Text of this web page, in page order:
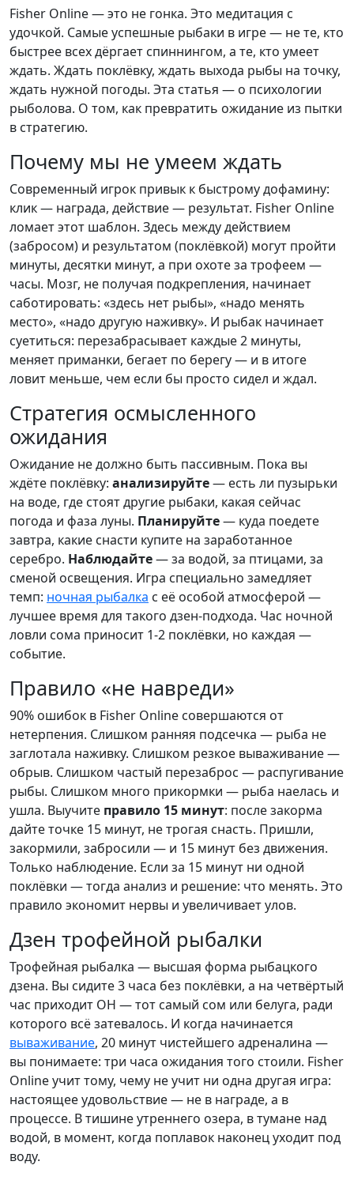
Fisher Online — это не гонка. Это медитация с
удочкой. Самые успешные рыбаки в игре — не те, кто
быстрее всех дёргает спиннингом, а те, кто умеет
ждать. Ждать поклёвку, ждать выхода рыбы на точку,
ждать нужной погоды. Эта статья — о психологии
рыболова. О том, как превратить ожидание из пытки
в стратегию.
Почему мы не умеем ждать
Современный игрок привык к быстрому дофамину:
клик — награда, действие — результат. Fisher Online
ломает этот шаблон. Здесь между действием
(забросом) и результатом (поклёвкой) могут пройти
минуты, десятки минут, а при охоте за трофеем —
часы. Мозг, не получая подкрепления, начинает
саботировать: «здесь нет рыбы», «надо менять
место», «надо другую наживку». И рыбак начинает
суетиться: перезабрасывает каждые 2 минуты,
меняет приманки, бегает по берегу — и в итоге
ловит меньше, чем если бы просто сидел и ждал.
Стратегия осмысленного
ожидания
Ожидание не должно быть пассивным. Пока вы
ждёте поклёвку: анализируйте— есть ли пузырьки
на воде, где стоят другие рыбаки, какая сейчас
погода и фаза луны. Планируйте— куда поедете
завтра, какие снасти купите на заработанное
серебро. Наблюдайте— за водой, за птицами, за
сменой освещения. Игра специально замедляет
темп: ночная рыбалка с её особой атмосферой —
лучшее время для такого дзен-подхода. Час ночной
ловли сома приносит 1-2 поклёвки, но каждая —
событие.
Правило «не навреди»
90% ошибок в Fisher Online совершаются от
нетерпения. Слишком ранняя подсечка — рыба не
заглотала наживку. Слишком резкое вываживание —
обрыв. Слишком частый перезаброс — распугивание
рыбы. Слишком много прикормки — рыба наелась и
ушла. Выучите правило 15 минут: после закорма
дайте точке 15 минут, не трогая снасть. Пришли,
закормили, забросили — и 15 минут без движения.
Только наблюдение. Если за 15 минут ни одной
поклёвки — тогда анализ и решение: что менять. Это
правило экономит нервы и увеличивает улов.
Дзен трофейной рыбалки
Трофейная рыбалка — высшая форма рыбацкого
дзена. Вы сидите 3 часа без поклёвки, а на четвёртый
час приходит ОН — тот самый сом или белуга, ради
которого всё затевалось. И когда начинается
вываживание, 20 минут чистейшего адреналина —
вы понимаете: три часа ожидания того стоили. Fisher
Online учит тому, чему не учит ни одна другая игра:
настоящее удовольствие — не в награде, а в
процессе. В тишине утреннего озера, в тумане над
водой, в момент, когда поплавок наконец уходит под
воду.